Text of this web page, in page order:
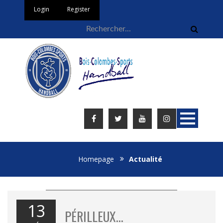
Login Register
Homepage Actualité
13 PÉRILLEUX…